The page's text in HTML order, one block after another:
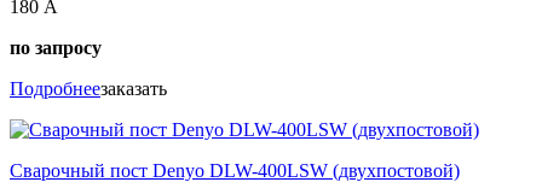
180 А
по запросу
Подробнеезаказать
Сварочный пост Denyo DLW-400LSW (двухпостовой)